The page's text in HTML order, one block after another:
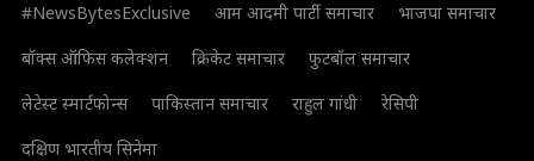
#NewsBytesExclusive
आम आदमी पार्टी समाचार
भाजपा समाचार
बॉक्स ऑफिस कलेक्शन
क्रिकेट समाचार
फुटबॉल समाचार
लेटेस्ट स्मार्टफोन्स
पाकिस्तान समाचार राहुल गांधी
रेसिपी
दक्षिण भारतीय सिनेमा